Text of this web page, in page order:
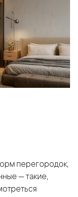
перегородок,
— такие,